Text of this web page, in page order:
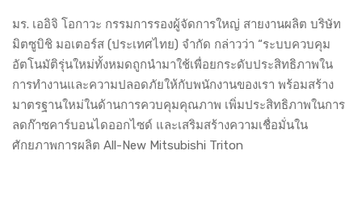
มร. เออิจิ โอกาวะ กรรมการรองผู้จัดการใหญ่ สายงานผลิต บริษัท
มิตซูบิชิ มอเตอร์ส (ประเทศไทย) จำกัด กล่าวว่า “ระบบควบคุม
อัตโนมัติรุ่นใหม่ทั้งหมดถูกนำมาใช้เพื่อยกระดับประสิทธิภาพใน
การทำงานและความปลอดภัยให้กับพนักงานของเรา พร้อมสร้าง
มาตรฐานใหม่ในด้านการควบคุมคุณภาพ เพิ่มประสิทธิภาพในการ
ลดก๊าซคาร์บอนไดออกไซด์ และเสริมสร้างความเชื่อมั่นใน
ศักยภาพการผลิต All-New Mitsubishi Triton